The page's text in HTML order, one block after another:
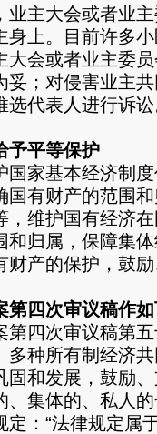
业主大会或者业
身上。目前许多
大会或者业主委
妥；对侵害业主
选代表人进行诉
平等保护
家基本经济制度
国有财产的范围
，维护国有经济
和归属，保障集
财产的保护，鼓
四次审议稿作如
次审议稿第五十
多种所有制经济
固和发展，鼓励
、集体的、私人
“法律规定属于